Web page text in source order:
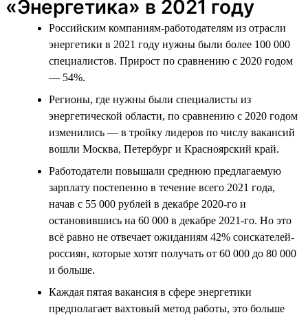
«Энергетика» в 2021 году
Российским компаниям-работодателям из отрасли
энергетики в 2021 году нужны были более 100 000
специалистов. Прирост по сравнению с 2020 годом
— 54%.
Регионы, где нужны были специалисты из
энергетической области, по сравнению с 2020 годом
изменились — в тройку лидеров по числу вакансий
вошли Москва, Петербург и Красноярский край.
Работодатели повышали среднюю предлагаемую
зарплату постепенно в течение всего 2021 года,
начав с 55 000 рублей в декабре 2020-го и
остановившись на 60 000 в декабре 2021-го. Но это
всё равно не отвечает ожиданиям 42% соискателей-
россиян, которые хотят получать от 60 000 до 80 000
и больше.
Каждая пятая вакансия в сфере энергетики
предполагает вахтовый метод работы, это больше